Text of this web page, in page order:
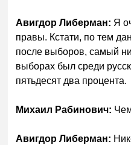
Авигдор Либерман: Я
правы. Кстати, по тем
после выборов, самый
выборах был среди
пятьдесят два процента.
Михаил Рабинович:
Авигдор Либерман: